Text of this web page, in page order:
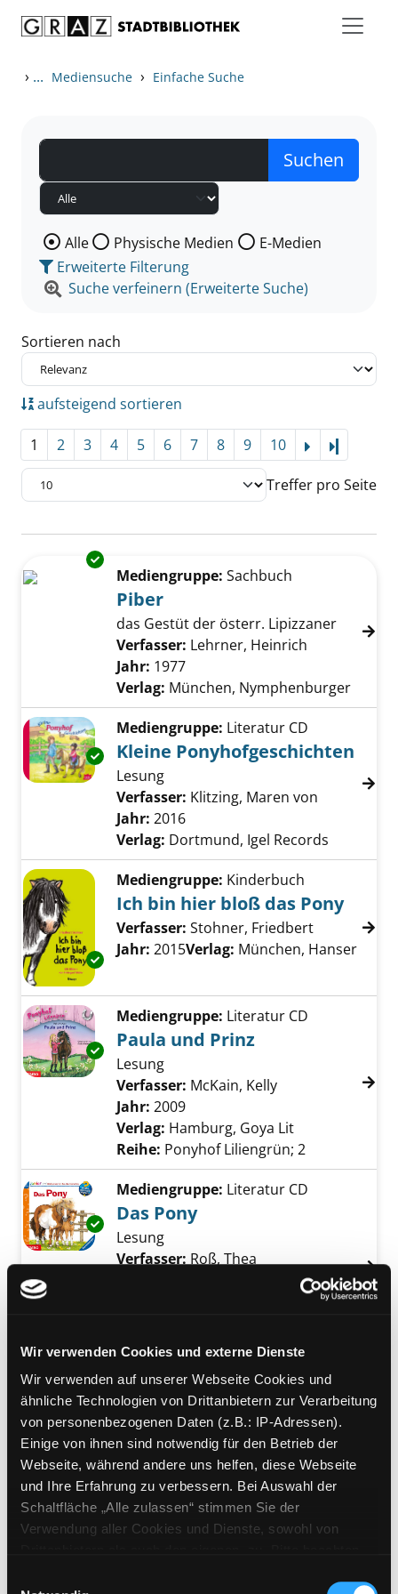
Wir verwenden Cookies und externe Dienste
Wir verwenden auf unserer Webseite Cookies und
ähnliche Technologien von Drittanbietern zur Verarbeitung
von personenbezogenen Daten (z.B.: IP-Adressen).
Einige von ihnen sind notwendig für den Betrieb der
Webseite, während andere uns helfen, diese Webseite
und Ihre Erfahrung zu verbessern. Bei Auswahl der
Schaltfläche „Alle zulassen“ stimmen Sie der
Verwendung aller Cookies und Dienste, sowohl von
› ... Mediensuche › Einfache Suche
Wählen Sie die Medienart nach der Sie suchen wollen.
Alle Physische Medien
E-Medien
Erweiterte Filterung
Suche verfeinern (Erweiterte Suche)
Sortieren nach
aufsteigend sortieren
1 2 3 4 5 6 7 8 9 10
Treffer pro Seite
Suchergebnis
Zu den Suchfiltern springen
Exemplar-Details von Piber anzeigen
Mediengruppe: Sachbuch
Piber
das Gestüt der österr. Lipizzaner
Verfasser: Lehrner, Heinrich
Jahr: 1977
Verlag: München, Nymphenburger
Exemplar-Details von Kleine
Mediengruppe: Literatur CD
Kleine Ponyhofgeschichten
Lesung
Verfasser: Klitzing, Maren von
Jahr: 2016
Verlag: Dortmund, Igel Records
Exemplar-Details von Ich bin hier bloß das
Mediengruppe: Kinderbuch
Ich bin hier bloß das Pony
Verfasser: Stohner, Friedbert Suche
Jahr: 2015Verlag: München, Hanser
Exemplar-Details von Paula und Prinz
Mediengruppe: Literatur CD
Paula und Prinz
Lesung
Verfasser: McKain, Kelly Suche nach
Jahr: 2009
Verlag: Hamburg, Goya Lit
Reihe: Ponyhof Liliengrün; 2
Exemplar-Details von Das Pony anzeigen
Mediengruppe: Literatur CD
Das Pony
Lesung
Verfasser: Roß, Thea Suche nach diesem
Hamburg, Jumbo Neue
Reihe:
Wieso? Weshalb? Warum?
Exemplar-Details von Das tollste Pony der
Mediengruppe:Kinderbuch
Das tollste Pony der Welt
[mit spannendem Leserätsel]
Verfasser:Arend, DorisSuche nach
Jahr:2004
Verlag: Ravensburg, Ravensburger
Buch
Reihe:Leserabe